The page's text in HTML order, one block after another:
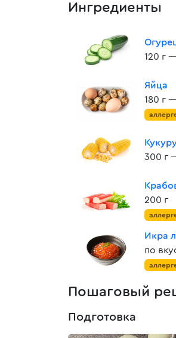
Ингредиенты
120 г —
Яйца
180 г —
300 г
200 г
Икра
по
Пошаговый
Подготовка